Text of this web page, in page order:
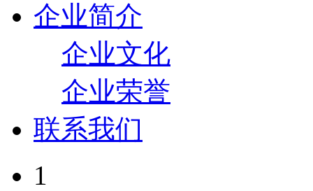
企业简介
企业文化
企业荣誉
联系我们
1